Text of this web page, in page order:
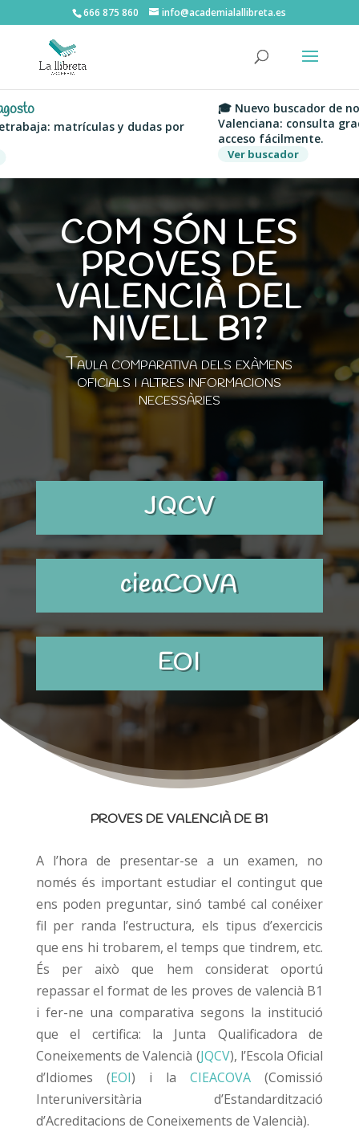
666 875 860 info@academialallibreta.es
matrículas y dudas por
🎓 Nuevo buscador de notas
Valenciana: consulta
acceso fácilmente.
Ver buscador
COM SÓN LES
PROVES DE
VALENCIÀ DEL
NIVELL B1?
Taula comparativa dels exàmens
oficials i altres informacions
necessàries
JQCV
cieaCOVA
EOI
PROVES DE VALENCIÀ DE B1
A l’hora de presentar-se a un examen, no
només és important estudiar el contingut que
ens poden preguntar, sinó també cal conéixer
fil per randa l’estructura, els tipus d’exercicis
que ens hi trobarem, el temps que tindrem, etc.
És per això que hem considerat oportú
repassar el format de les proves de valencià B1
i fer-ne una comparativa segons la institució
que el certifica: la Junta Qualificadora de
Coneixements de Valencià (JQCV), l’Escola Oficial
d’Idiomes (EOI) i laCIEACOVA (Comissió
Interuniversitària d’Estandardització
d’Acreditacions de Coneixements de Valencià).